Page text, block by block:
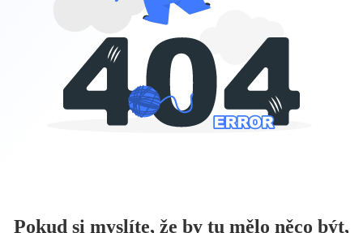
Pokud si myslíte, že by tu mělo něco být,